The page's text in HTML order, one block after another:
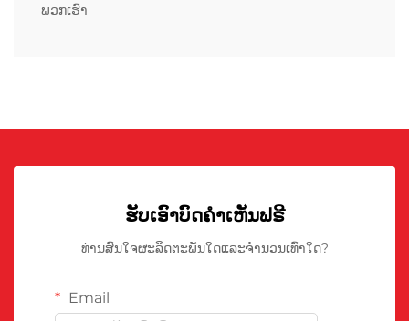
ພວກເຮົາ
ຮັບເອົາບົດຄຳເຫັນຟຣີ
ທ່ານສົນໃຈຜະລິດຕະພັນໃດແລະຈຳນວນເທົ່າໃດ?
Email